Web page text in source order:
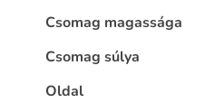
Csomag magassága
Csomag súlya
Oldal